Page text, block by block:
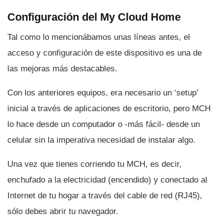
Configuración del My Cloud Home
Tal como lo mencionábamos unas lí­neas antes, el
acceso y configuración de este dispositivo es una de
las mejoras más destacables.
Con los anteriores equipos, era necesario un ‘setup’
inicial a través de aplicaciones de escritorio, pero MCH
lo hace desde un computador o -más fácil- desde un
celular sin la imperativa necesidad de instalar algo.
Una vez que tienes corriendo tu MCH, es decir,
enchufado a la electricidad (encendido) y conectado al
Internet de tu hogar a través del cable de red (RJ45),
sólo debes abrir tu navegador.